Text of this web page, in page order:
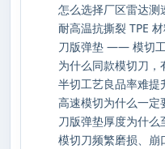
刀版弹垫 —— 模切